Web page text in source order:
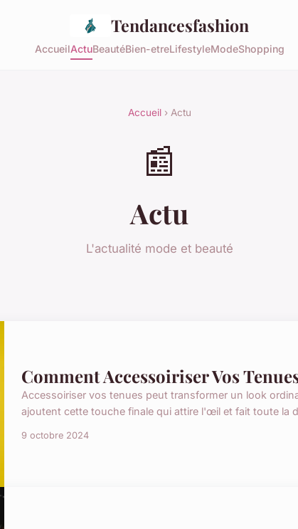
Tendancesfashion
AccueilActuBeautéBien-etreLifestyleModeShopping
Accueil› Actu
📰
Actu
L'actualité mode et beauté
Comment Accessoiriser Vos
Accessoiriser vos tenues peut transformer un look
ajoutent cette touche finale qui attire l'œil et fait toute la
9 octobre 2024